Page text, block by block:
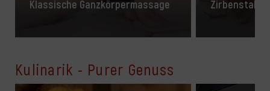
Klassische Ganzkörpermassage Zirbenstab-
Kulinarik - Purer Genuss